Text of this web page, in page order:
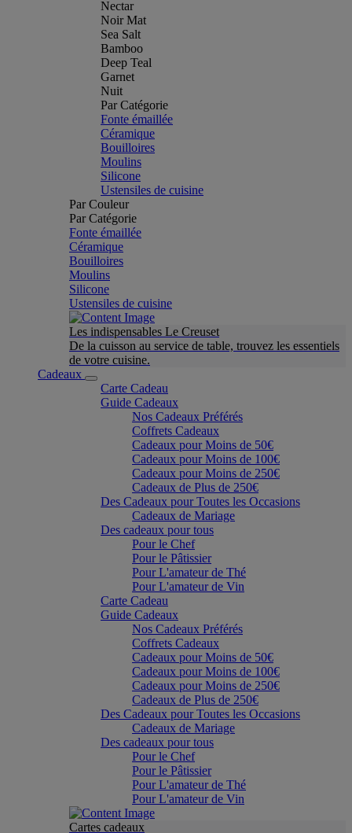
Nectar
Noir Mat
Sea Salt
Bamboo
Deep Teal
Garnet
Nuit
Par Catégorie
Fonte émaillée
Céramique
Bouilloires
Moulins
Silicone
Ustensiles de cuisine
Par Couleur
Par Catégorie
Fonte émaillée
Céramique
Bouilloires
Moulins
Silicone
Ustensiles de cuisine
Les indispensables Le Creuset
De la cuisson au service de table, trouvez les essentiels
de votre cuisine.
Cadeaux
Carte Cadeau
Guide Cadeaux
Nos Cadeaux Préférés
Coffrets Cadeaux
Cadeaux pour Moins de 50€
Cadeaux pour Moins de 100€
Cadeaux pour Moins de 250€
Cadeaux de Plus de 250€
Des Cadeaux pour Toutes les Occasions
Cadeaux de Mariage
Des cadeaux pour tous
Pour le Chef
Pour le Pâtissier
Pour L'amateur de Thé
Pour L'amateur de Vin
Carte Cadeau
Guide Cadeaux
Nos Cadeaux Préférés
Coffrets Cadeaux
Cadeaux pour Moins de 50€
Cadeaux pour Moins de 100€
Cadeaux pour Moins de 250€
Cadeaux de Plus de 250€
Des Cadeaux pour Toutes les Occasions
Cadeaux de Mariage
Des cadeaux pour tous
Pour le Chef
Pour le Pâtissier
Pour L'amateur de Thé
Pour L'amateur de Vin
Cartes cadeaux